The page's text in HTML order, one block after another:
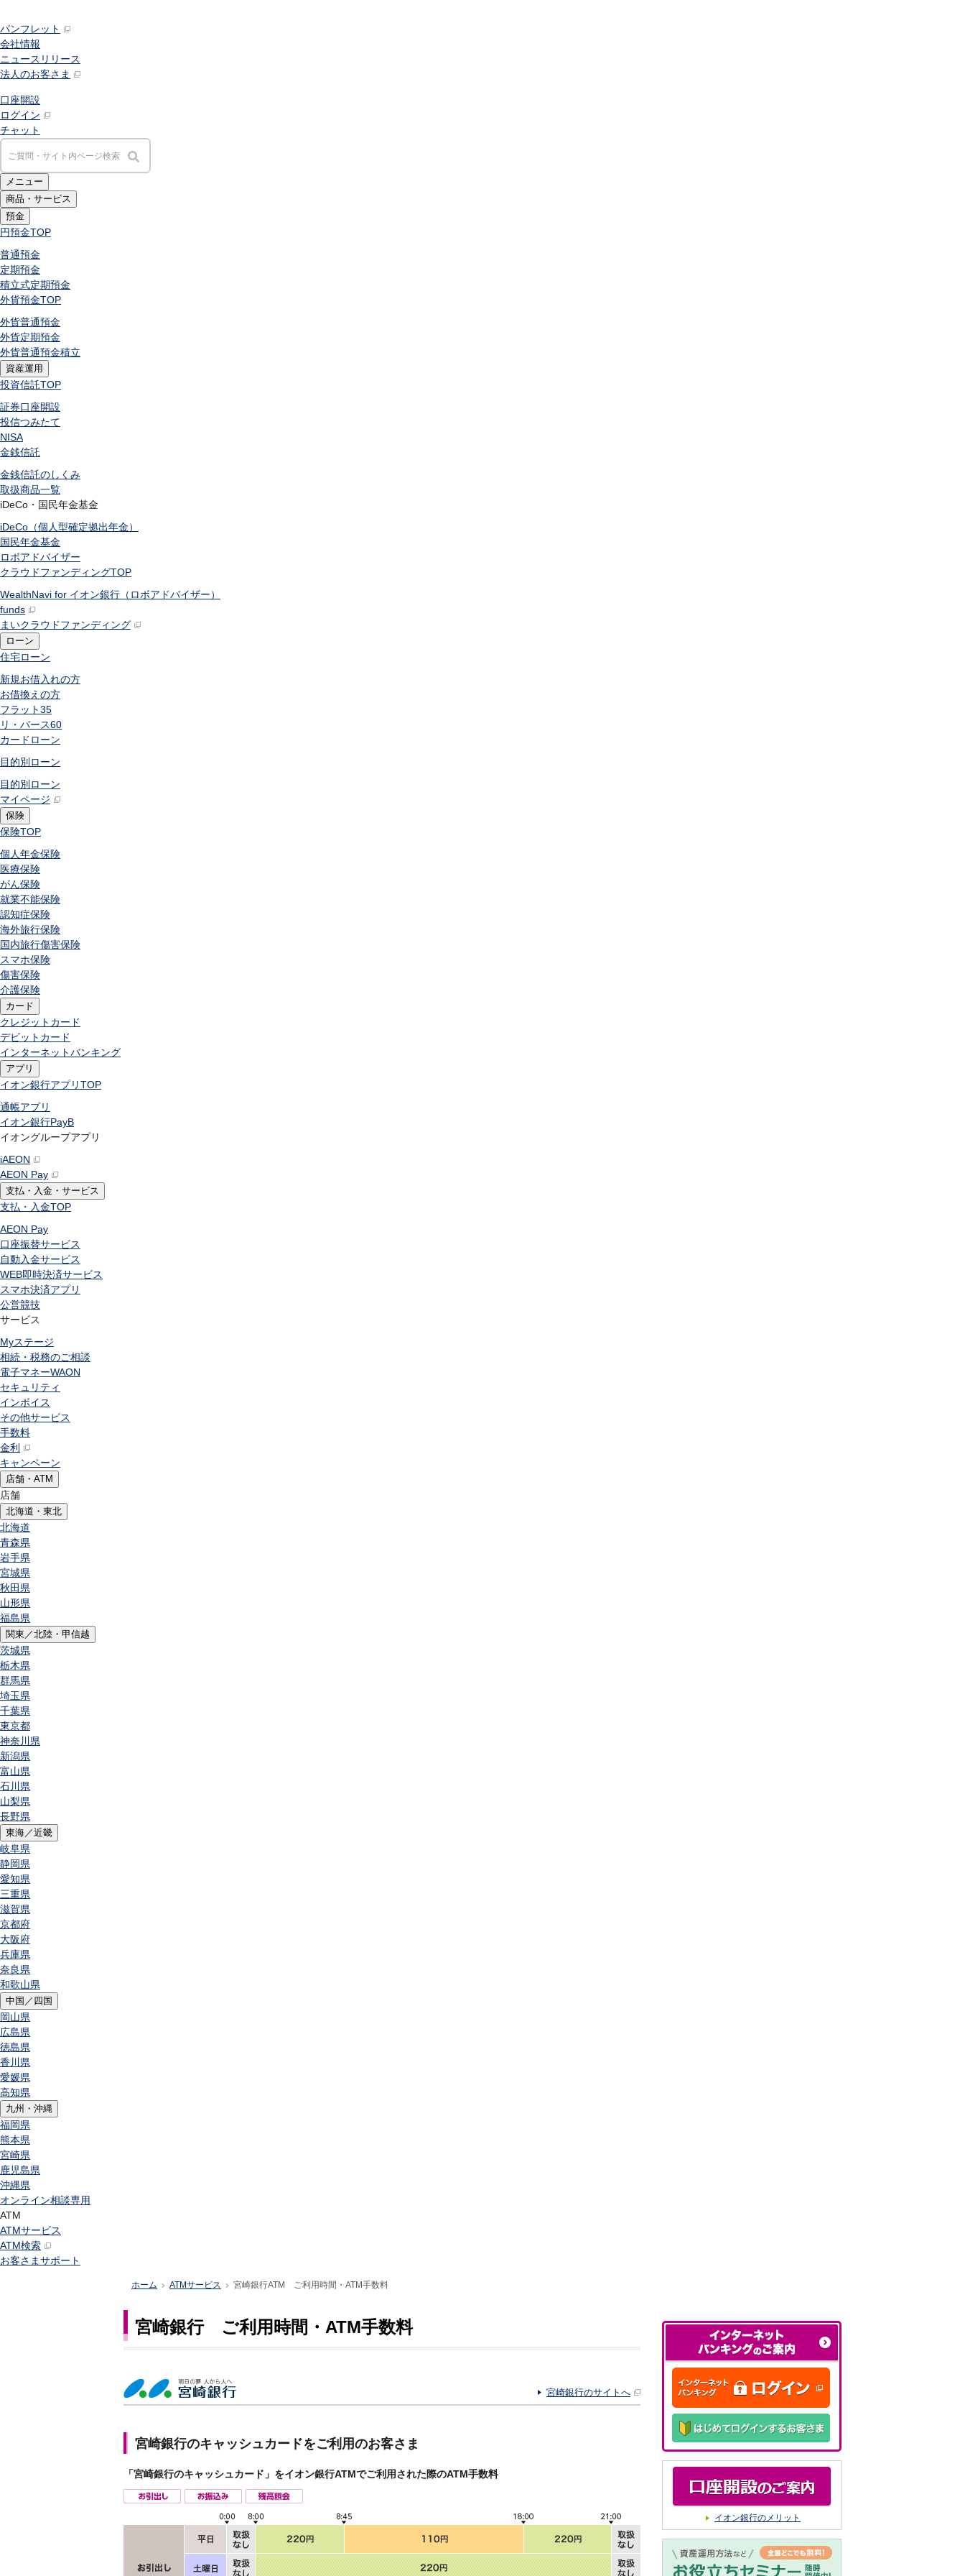
パンフレット
会社情報
ニュースリリース
法人のお客さま
口座開設
ログイン
チャット
メニュー
商品・サービス
預金
円預金TOP
普通預金
定期預金
積立式定期預金
外貨預金TOP
外貨普通預金
外貨定期預金
外貨普通預金積立
資産運用
投資信託TOP
証券口座開設
投信つみたて
NISA
金銭信託
金銭信託のしくみ
取扱商品一覧
iDeCo・国民年金基金
iDeCo（個人型確定拠出年金）
国民年金基金
ロボアドバイザー
クラウドファンディングTOP
WealthNavi for イオン銀行（ロボアドバイザー）
funds
まいクラウドファンディング
ローン
住宅ローン
新規お借入れの方
お借換えの方
フラット35
リ・バース60
カードローン
目的別ローン
目的別ローン
マイページ
保険
保険TOP
個人年金保険
医療保険
がん保険
就業不能保険
認知症保険
海外旅行保険
国内旅行傷害保険
スマホ保険
傷害保険
介護保険
カード
クレジットカード
デビットカード
インターネットバンキング
アプリ
イオン銀行アプリTOP
通帳アプリ
イオン銀行PayB
イオングループアプリ
iAEON
AEON Pay
支払・入金・サービス
支払・入金TOP
AEON Pay
口座振替サービス
自動入金サービス
WEB即時決済サービス
スマホ決済アプリ
公営競技
サービス
Myステージ
相続・税務のご相談
電子マネーWAON
セキュリティ
インボイス
その他サービス
手数料
金利
キャンペーン
店舗・ATM
店舗
北海道・東北
北海道
青森県
岩手県
宮城県
秋田県
山形県
福島県
関東／北陸・甲信越
茨城県
栃木県
群馬県
埼玉県
千葉県
東京都
神奈川県
新潟県
富山県
石川県
山梨県
長野県
東海／近畿
岐阜県
静岡県
愛知県
三重県
滋賀県
京都府
大阪府
兵庫県
奈良県
和歌山県
中国／四国
岡山県
広島県
徳島県
香川県
愛媛県
高知県
九州・沖縄
福岡県
熊本県
宮崎県
鹿児島県
沖縄県
オンライン相談専用
ATM
ATMサービス
ATM検索
お客さまサポート
ホーム >ATMサービス 宮崎銀行ATM ご利用時間・ATM手数料
宮崎銀行 ご利用時間・ATM手数料
宮崎銀行のサイトへ
宮崎銀行のキャッシュカードをご利用のお客さま
「宮崎銀行のキャッシュカード」をイオン銀行ATMでご利用された際のATM手数料
イオン銀行のメリット